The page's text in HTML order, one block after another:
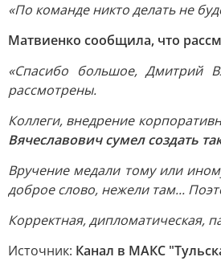
«По команде никто делать не
Матвиенко сообщила, что
«Спасибо большое, Дмитрий
рассмотрены.
Коллеги, внедрение
Вячеславович сумел создать
Вручение медали тому или
доброе слово, нежели там...
Корректная, дипломатическая,
Источник: Канал в МАКС